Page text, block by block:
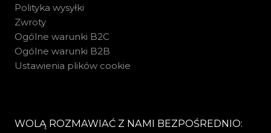
Polityka wysyłki
Zwroty
Ogólne warunki B2C
Ogólne warunki B2B
Ustawienia plików cookie
WOLĄ ROZMAWIAĆ Z NAMI BEZPOŚREDNIO: